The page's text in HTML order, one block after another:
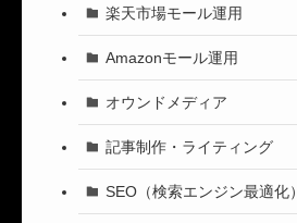
楽天市場モール運用
Amazonモール運用
オウンドメディア
記事制作・ライティング
SEO（検索エンジン最適化）